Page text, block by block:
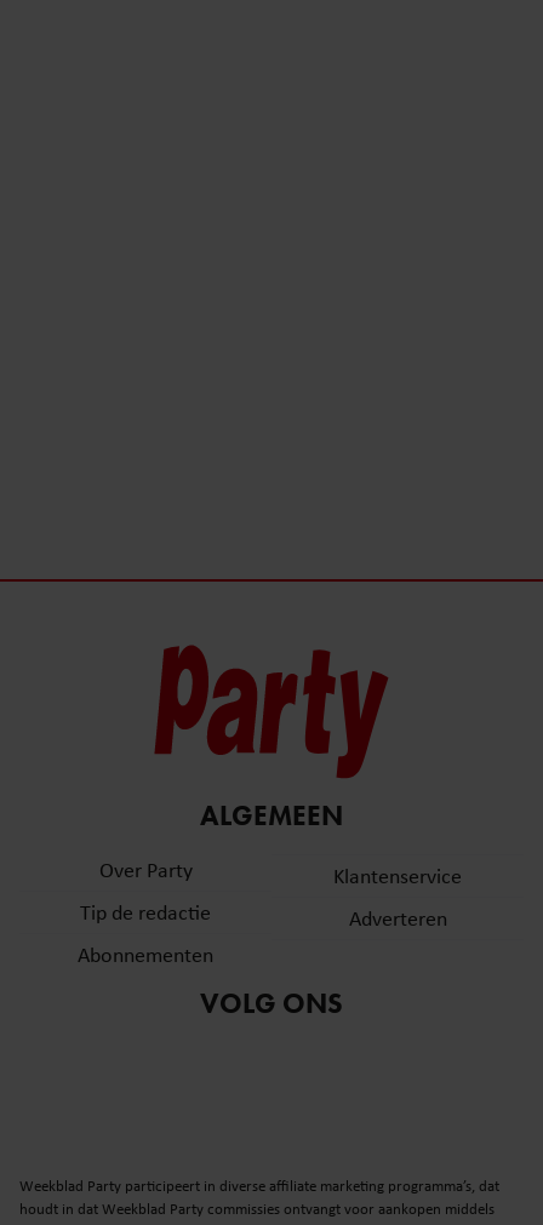
ALGEMEEN
Over Party
Tip de redactie
Abonnementen
Klantenservice
Adverteren
VOLG ONS
Weekblad Party participeert in diverse affiliate marketing programma’s, dat
houdt in dat Weekblad Party commissies ontvangt voor aankopen middels